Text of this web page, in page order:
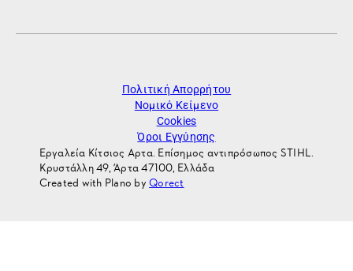
Πολιτική Απορρήτου
Νομικό Κείμενο
Cookies
Όροι Εγγύησης
Εργαλεία Κίτσιος Αρτα. Επίσημος αντιπρόσωπος STIHL.
Κρυστάλλη 49, Άρτα 47100, Ελλάδα
Created with Plano byQorect